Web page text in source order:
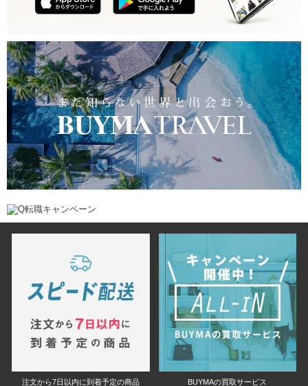
注文から7日以内に到着予定の商品
BUYMAの買取サービス